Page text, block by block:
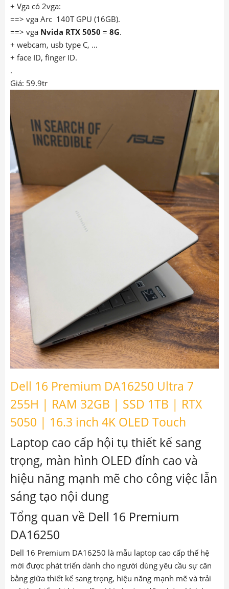
+ Vga có 2vga:
==> vga Arc 140T GPU (16GB).
==> vga Nvida RTX 5050 = 8G.
+ webcam, usb type C, …
+ face ID, finger ID.
.
Giá: 59.9tr
Dell 16 Premium DA16250 Ultra 7
255H | RAM 32GB | SSD 1TB | RTX
5050 | 16.3 inch 4K OLED Touch
Laptop cao cấp hội tụ thiết kế sang
trọng, màn hình OLED đỉnh cao và
hiệu năng mạnh mẽ cho công việc lẫn
sáng tạo nội dung
Tổng quan về Dell 16 Premium
DA16250
Dell 16 Premium DA16250 là mẫu laptop cao cấp thế hệ
mới được phát triển dành cho người dùng yêu cầu sự cân
bằng giữa thiết kế sang trọng, hiệu năng mạnh mẽ và trải